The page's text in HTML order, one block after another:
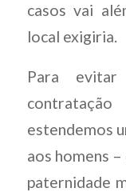
casos vai
local exigiria.
Para
estendemos
aos homens
paternidade